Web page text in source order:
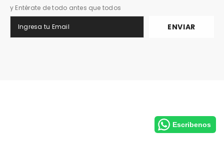
y Entérate de todo antes que todos
ENVIAR
Escribenos